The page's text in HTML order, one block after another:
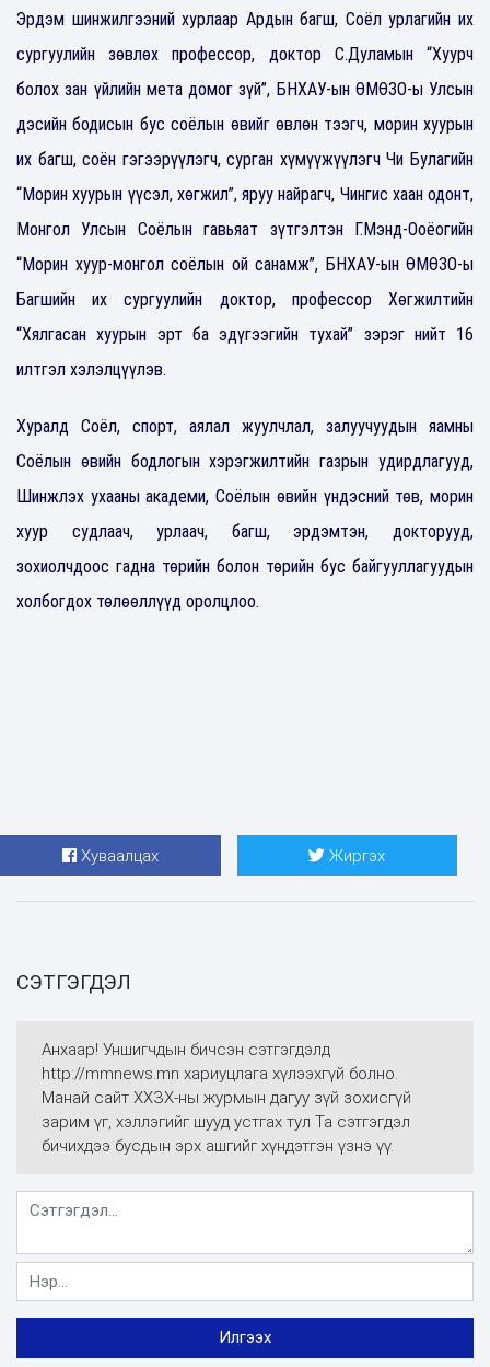
Эрдэм шинжилгээний хурлаар Ардын багш, Соёл урлагийн их
сургуулийн зөвлөх профессор, доктор С.Дуламын “Хуурч
болох зан үйлийн мета домог зүй”, БНХАУ-ын ӨМӨЗО-ы Улсын
дэсийн бодисын бус соёлын өвийг өвлөн тээгч, морин хуурын
их багш, соён гэгээрүүлэгч, сурган хүмүүжүүлэгч Чи Булагийн
“Морин хуурын үүсэл, хөгжил”, яруу найрагч, Чингис хаан одонт,
Монгол Улсын Соёлын гавьяат зүтгэлтэн Г.Мэнд-Ооёогийн
“Морин хуур-монгол соёлын ой санамж”, БНХАУ-ын ӨМӨЗО-ы
Багшийн их сургуулийн доктор, профессор Хөгжилтийн
“Хялгасан хуурын эрт ба эдүгээгийн тухай” зэрэг нийт 16
илтгэл хэлэлцүүлэв.
Хуралд Соёл, спорт, аялал жуулчлал, залуучуудын яамны
Соёлын өвийн бодлогын хэрэгжилтийн газрын удирдлагууд,
Шинжлэх ухааны академи, Соёлын өвийн үндэсний төв, морин
хуур судлаач, урлаач, багш, эрдэмтэн, докторууд,
зохиолчдоос гадна төрийн болон төрийн бус байгууллагуудын
холбогдох төлөөллүүд оролцлоо.
Хуваалцах Жиргэх
СЭТГЭГДЭЛ
Анхаар! Уншигчдын бичсэн сэтгэгдэлд
http://mmnews.mn хариуцлага хүлээхгүй болно.
Манай сайт ХХЗХ-ны журмын дагуу зүй зохисгүй
зарим үг, хэллэгийг шууд устгах тул Та сэтгэгдэл
бичихдээ бусдын эрх ашгийг хүндэтгэн үзнэ үү.